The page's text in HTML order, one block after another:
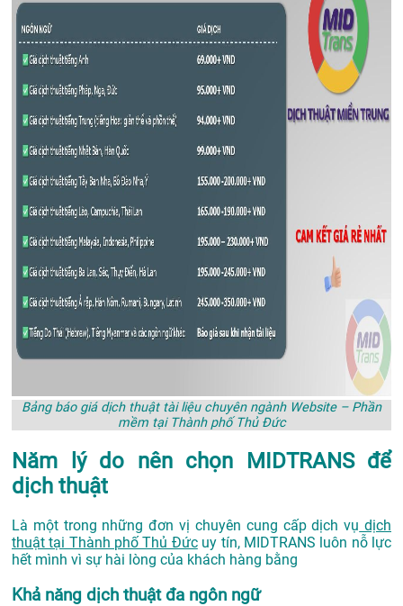
Bảng báo giá dịch thuật tài liệu chuyên ngành Website – Phần
mềm tại Thành phố Thủ Đức
Năm lý do nên chọn MIDTRANS để
dịch thuật
Là một trong những đơn vị chuyên cung cấp dịch vụ dịch
thuật tại Thành phố Thủ Đứcuy tín, MIDTRANS luôn nỗ lực
hết mình vì sự hài lòng của khách hàng bằng
Khả năng dịch thuật đa ngôn ngữ